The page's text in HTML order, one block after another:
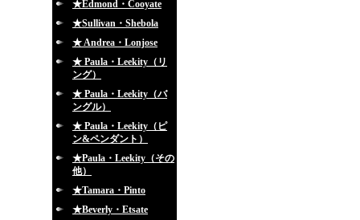
★Edmond・Cooyate
★Sullivan・Shebola
★ Andrea・Lonjose
★ Paula・Leekity（リ
ング）
★ Paula・Leekity（バ
ングル）
★ Paula・Leekity（ピ
ン&ペンダント）
★Paula・Leekity（その
他）
★Tamara・Pinto
★Beverly・Etsate